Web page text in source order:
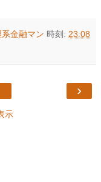
金融マン 時刻: 23:08
›
示